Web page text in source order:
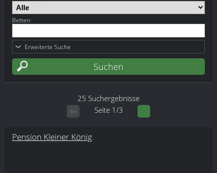
Betten:
Erweiterte Suche
25 Suchergebnisse
Seite 1/3
Pension Kleiner König